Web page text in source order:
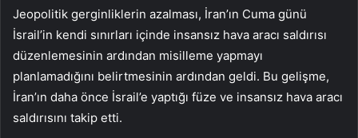
Jeopolitik gerginliklerin azalması, İran’ın Cuma günü
İsrail’in kendi sınırları içinde insansız hava aracı saldırısı
düzenlemesinin ardından misilleme yapmayı
planlamadığını belirtmesinin ardından geldi. Bu gelişme,
İran’ın daha önce İsrail’e yaptığı füze ve insansız hava aracı
saldırısını takip etti.